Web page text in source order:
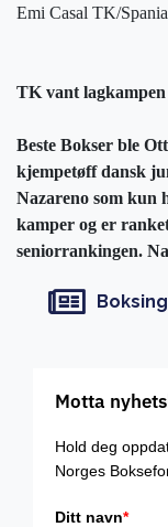
Emi Casal TK/Spania
TK vant
Beste Bokser ble
kjempetøff dansk
Nazareno som kun
kamper og er
seniorrankingen.
Motta
Hold deg
Norges
Ditt navn*